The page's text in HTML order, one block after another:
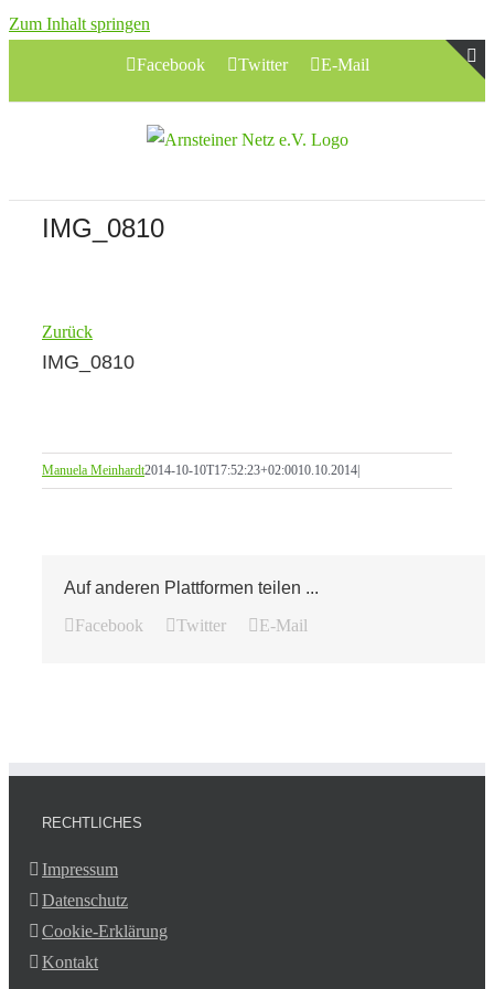
Zum Inhalt springen
Facebook Twitter E-Mail
IMG_0810
Zurück
IMG_0810
Manuela Meinhardt2014-10-10T17:52:23+02:0010.10.2014|
Auf anderen Plattformen teilen ...
Facebook
Twitter E-Mail
RECHTLICHES
Impressum
Datenschutz
Cookie-Erklärung
Kontakt